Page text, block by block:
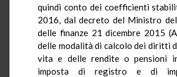
quindi conto dei coefficienti
2016, dal decreto del Ministro
delle finanze 21 dicembre 2015
delle modalità di calcolo dei diritti
vita e delle rendite o pensioni
imposta di registro e di